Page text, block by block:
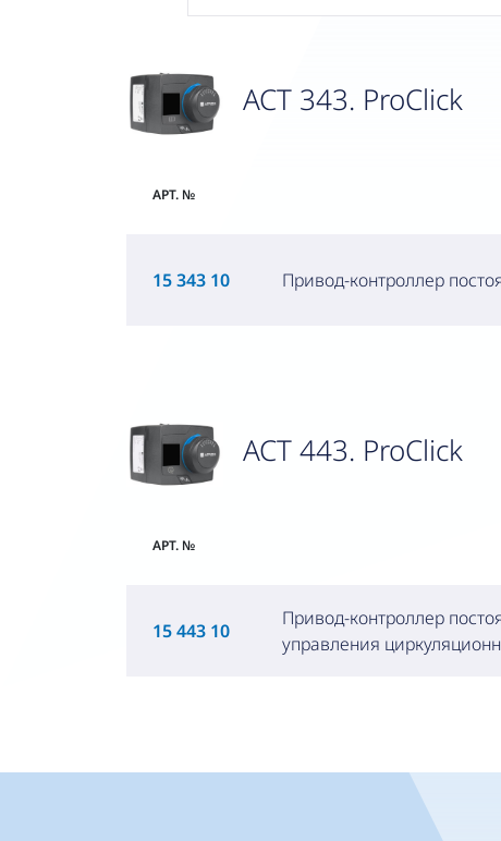
ACT 343. ProClick
АРТ. №
15 343 10 Привод-контроллер
ACT 443. ProClick
АРТ. №
15 443 10
Привод-контроллер
управления